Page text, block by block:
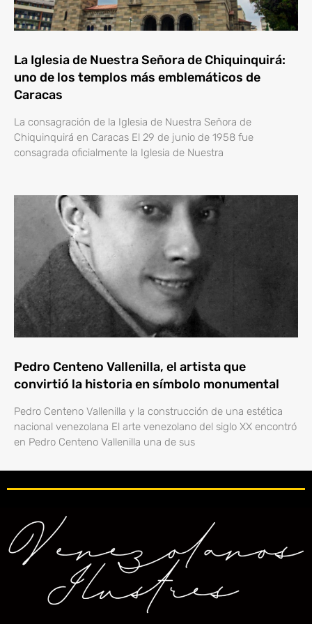
La Iglesia de Nuestra Señora de Chiquinquirá:
uno de los templos más emblemáticos de
Caracas
La consagración de la Iglesia de Nuestra Señora de
Chiquinquirá en Caracas El 29 de junio de 1958 fue
consagrada oficialmente la Iglesia de Nuestra
Pedro Centeno Vallenilla, el artista que
convirtió la historia en símbolo monumental
Pedro Centeno Vallenilla y la construcción de una estética
nacional venezolana El arte venezolano del siglo XX encontró
en Pedro Centeno Vallenilla una de sus